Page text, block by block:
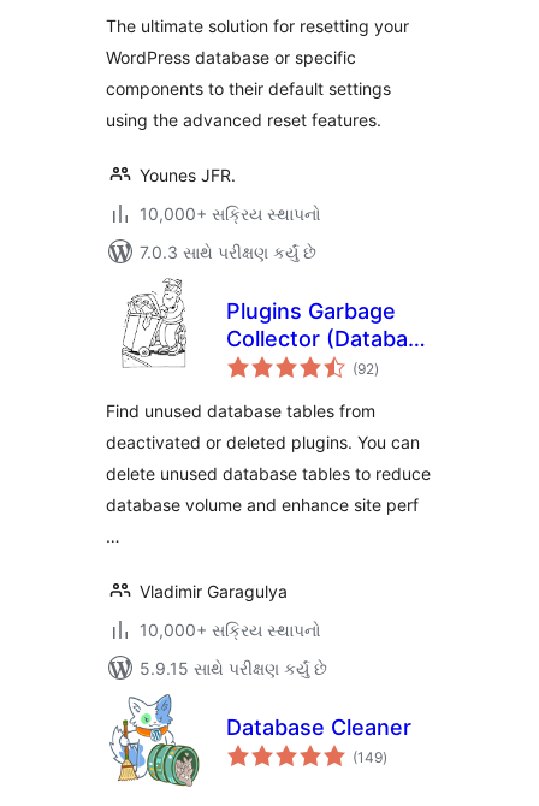
The ultimate solution for resetting your
WordPress database or specific
components to their default settings
using the advanced reset features.
Younes JFR.
10,000+ સક્રિય સ્થાપનો
7.0.3 સાથે પરીક્ષણ કર્યું છે
Plugins Garbage
Collector (Database
Cleanup)
(92કુલ
રેટિંગ્સ
)
Find unused database tables from
deactivated or deleted plugins. You can
delete unused database tables to reduce
database volume and enhance site perf
…
Vladimir Garagulya
10,000+ સક્રિય સ્થાપનો
5.9.15 સાથે પરીક્ષણ કર્યું છે
Database Cleaner
(149કુલ
રેટિંગ્સ
)